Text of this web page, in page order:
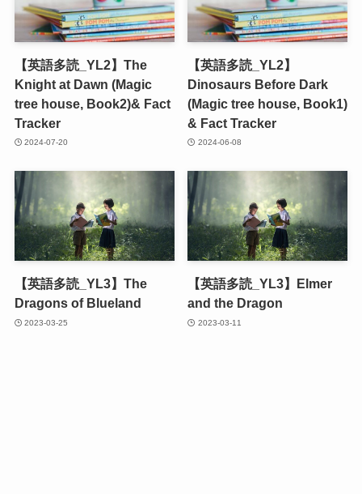
【英語多読_YL2】The
Knight at Dawn (Magic
tree house, Book2)& Fact
Tracker
2024-07-20
【英語多読_YL2】
Dinosaurs Before Dark
(Magic tree house, Book1)
& Fact Tracker
2024-06-08
【英語多読_YL3】The
Dragons of Blueland
2023-03-25
【英語多読_YL3】Elmer
and the Dragon
2023-03-11